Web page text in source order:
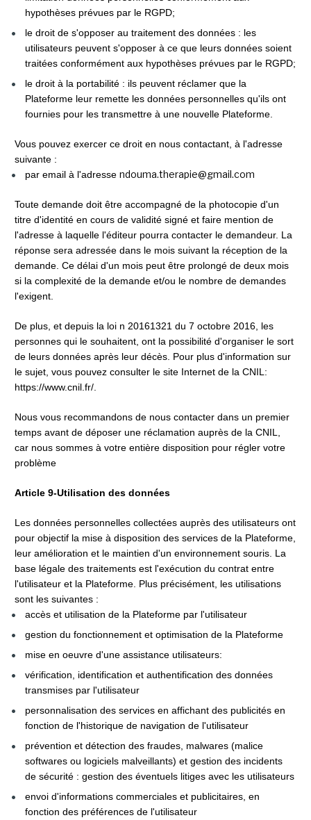
hypothèses prévues par le RGPD;
le droit de s'opposer au traitement des données : les
utilisateurs peuvent s'opposer à ce que leurs données soient
traitées conformément aux hypothèses prévues par le RGPD;
le droit à la portabilité : ils peuvent réclamer que la
Plateforme leur remette les données personnelles qu'ils ont
fournies pour les transmettre à une nouvelle Plateforme.
Vous pouvez exercer ce droit en nous contactant, à l'adresse
suivante :
par email à l'adresse ndouma.therapie@gmail.com
Toute demande doit être accompagné de la photocopie d'un
titre d'identité en cours de validité signé et faire mention de
l'adresse à laquelle l'éditeur pourra contacter le demandeur. La
réponse sera adressée dans le mois suivant la réception de la
demande. Ce délai d'un mois peut être prolongé de deux mois
si la complexité de la demande et/ou le nombre de demandes
l'exigent.
De plus, et depuis la loi n 20161321 du 7 octobre 2016, les
personnes qui le souhaitent, ont la possibilité d'organiser le sort
de leurs données après leur décès. Pour plus d'information sur
le sujet, vous pouvez consulter le site Internet de la CNIL:
https://www.cnil.fr/.
Nous vous recommandons de nous contacter dans un premier
temps avant de déposer une réclamation auprès de la CNIL,
car nous sommes à votre entière disposition pour régler votre
problème
Article 9-Utilisation des données
Les données personnelles collectées auprès des utilisateurs ont
pour objectif la mise à disposition des services de la Plateforme,
leur amélioration et le maintien d'un environnement souris. La
base légale des traitements est l'exécution du contrat entre
l'utilisateur et la Plateforme. Plus précisément, les utilisations
sont les suivantes :
accès et utilisation de la Plateforme par l'utilisateur
gestion du fonctionnement et optimisation de la Plateforme
mise en oeuvre d'une assistance utilisateurs:
vérification, identification et authentification des données
transmises par l'utilisateur
personnalisation des services en affichant des publicités en
fonction de l'historique de navigation de l'utilisateur
prévention et détection des fraudes, malwares (malice
softwares ou logiciels malveillants) et gestion des incidents
de sécurité : gestion des éventuels litiges avec les utilisateurs
envoi d'informations commerciales et publicitaires, en
fonction des préférences de l'utilisateur